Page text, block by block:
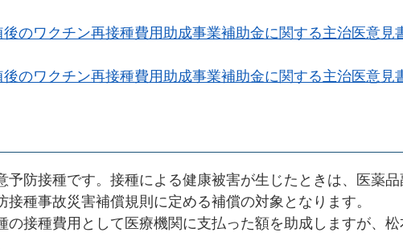
のワクチン再接種費用助成事業補助金に関する主治医意見
のワクチン再接種費用助成事業補助金に関する主治医意見
予防接種です。接種による健康被害が生じたときは、医薬
接種事故災害補償規則に定める補償の対象となります。
の接種費用として医療機関に支払った額を助成しますが、松